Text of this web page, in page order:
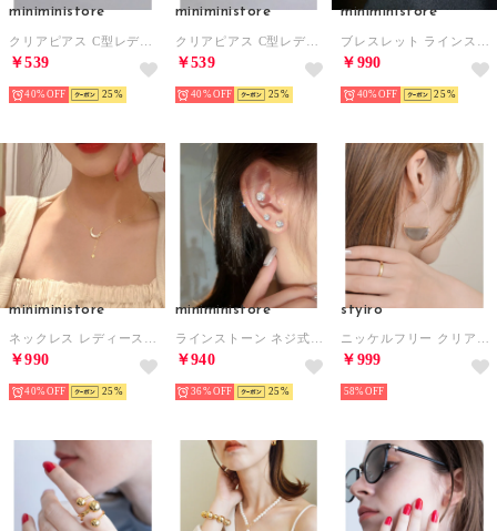
miniministore
￥539
40% 25
miniministore
￥539
40% 25
miniministore
￥990
40% 25
miniministore
￥990
40% 25
miniministore
￥940
36% 25
styiro
￥999
58%